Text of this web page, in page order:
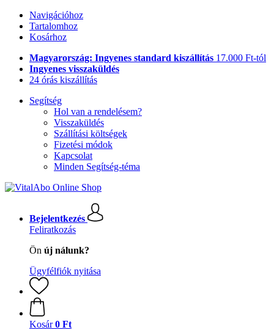
Navigációhoz
Tartalomhoz
Kosárhoz
Magyarország: Ingyenes standard kiszállítás 17.000 Ft-tól
Ingyenes visszaküldés
24 órás kiszállítás
Segítség
Hol van a rendelésem?
Visszaküldés
Szállítási költségek
Fizetési módok
Kapcsolat
Minden Segítség-téma
Bejelentkezés
Feliratkozás
Ön új nálunk?
Ügyfélfiók nyitása
Kosár 0 Ft